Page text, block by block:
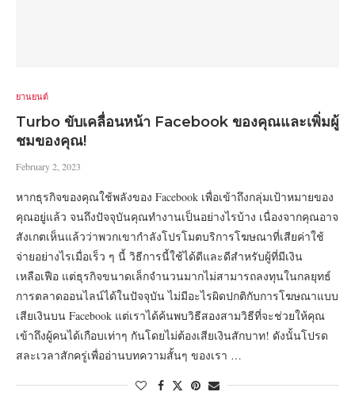
ยานยนต์
Turbo ขับเคลื่อนหน้า Facebook ของคุณและเพิ่มผู้
ชมของคุณ!
February 2, 2023
หากธุรกิจของคุณใช้พลังของ Facebook เพื่อเข้าถึงกลุ่มเป้าหมายของ
คุณอยู่แล้ว จนถึงปัจจุบันคุณทำงานเป็นอย่างไรบ้าง เนื่องจากคุณอาจ
สังเกตเห็นแล้วว่าพวกเขากำลังโปรโมตบริการโฆษณาที่เสียค่าใช้
จ่ายอย่างไรเมื่อเร็ว ๆ นี้ วิธีการนี้ใช้ได้ดีและดีสำหรับผู้ที่มีเงิน
เหลือเฟือ แต่ธุรกิจขนาดเล็กจำนวนมากไม่สามารถลงทุนในกลยุทธ์
การตลาดออนไลน์ได้ในปัจจุบัน ไม่มีอะไรผิดปกติกับการโฆษณาแบบ
เสียเงินบน Facebook แต่เราได้ค้นพบวิธีสองสามวิธีที่จะช่วยให้คุณ
เข้าถึงผู้คนได้เกือบเท่าๆ กันโดยไม่ต้องเสียเงินสักบาท! ดังนั้นโปรด
สละเวลาสักครู่เพื่ออ่านบทความสั้นๆ ของเรา …